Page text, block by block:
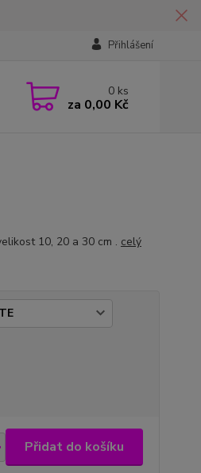
Přihlášení
0 ks
za 0,00 Kč
10, 20 a 30 cm . celý
Přidat do košíku